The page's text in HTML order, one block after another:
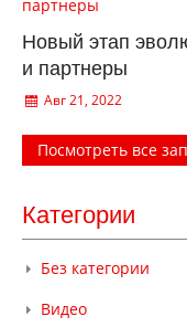
Новый этап
и партнеры
Авг 21, 2022
Посмотреть все
Категории
Без категории
Видео